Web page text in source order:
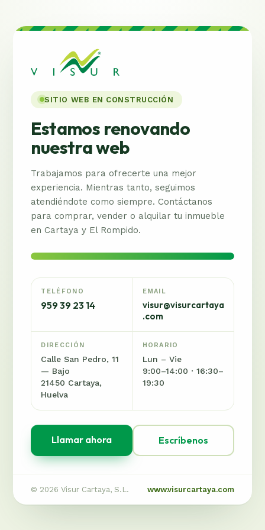
SITIO WEB EN CONSTRUCCIÓN
Estamos renovando
nuestra web
Trabajamos para ofrecerte una mejor
experiencia. Mientras tanto, seguimos
atendiéndote como siempre. Contáctanos
para comprar, vender o alquilar tu inmueble
en Cartaya y El Rompido.
TELÉFONO
959 39 23 14
EMAIL
visur@visurcartaya
.com
DIRECCIÓN
Calle San Pedro, 11
— Bajo
21450 Cartaya,
Huelva
HORARIO
Lun – Vie
9:00–14:00 · 16:30–
19:30
Llamar ahora Escríbenos
© 2026 Visur Cartaya, S.L. www.visurcartaya.com